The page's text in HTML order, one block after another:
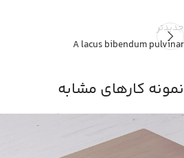
جدیدتر
A lacus bibendum pulvinar
نمونه کارهای مشابه